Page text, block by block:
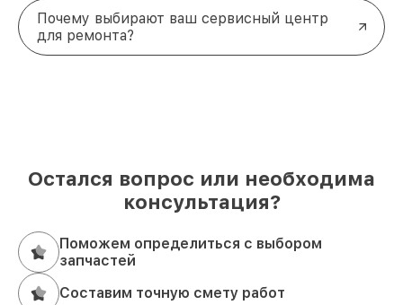
Почему выбирают ваш сервисный центр
для ремонта?
Остался вопрос или необходима
консультация?
Поможем определиться с выбором
запчастей
Составим точную смету работ